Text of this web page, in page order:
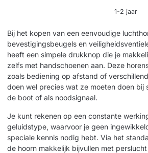
1-2 jaar
Bij het kopen van een eenvoudige
bevestigingsbeugels en
heeft een simpele drukknop die je
zelfs met handschoenen aan. Deze
zoals bediening op afstand of
doen wel precies wat ze moeten doen bij
de boot of als noodsignaal.
Je kunt rekenen op een constante
geluidstype, waarvoor je geen
speciale kennis nodig hebt. Via het
de hoorn makkelijk bijvullen met